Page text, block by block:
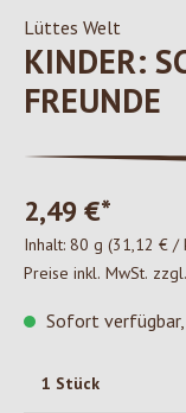
Lüttes Welt
KINDER:
FREUNDE
2,49 €*
Inhalt: 80 g (31,12 € /
Preise inkl. MwSt.
Sofort